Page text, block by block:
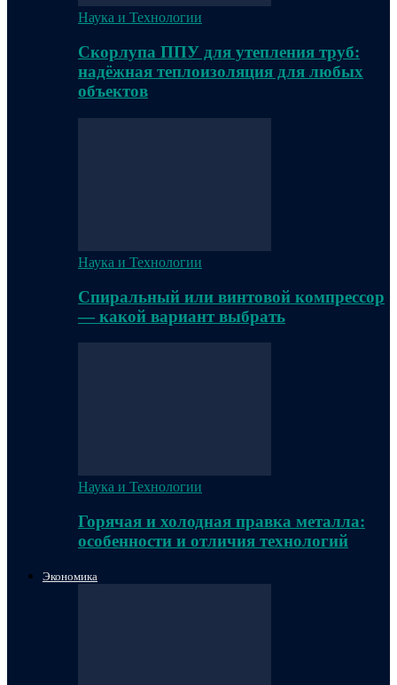
Наука и Технологии
Скорлупа ППУ для утепления труб:
надёжная теплоизоляция для любых
объектов
Наука и Технологии
Спиральный или винтовой компрессор
— какой вариант выбрать
Наука и Технологии
Горячая и холодная правка металла:
особенности и отличия технологий
Экономика